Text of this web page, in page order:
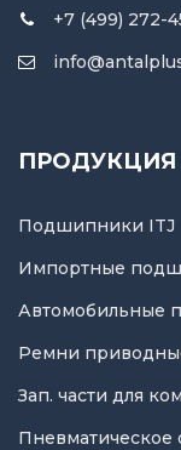
+7 (499) 272-
ПРОДУКЦИЯ
Подшипники ITJ
Импортные
Автомобильные
Ремни
Зап. части для
Пневматическое